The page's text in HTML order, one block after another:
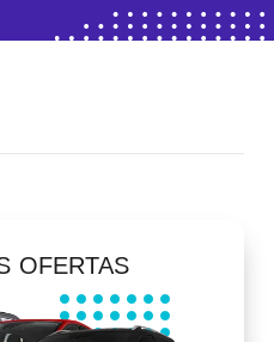
OFERTAS